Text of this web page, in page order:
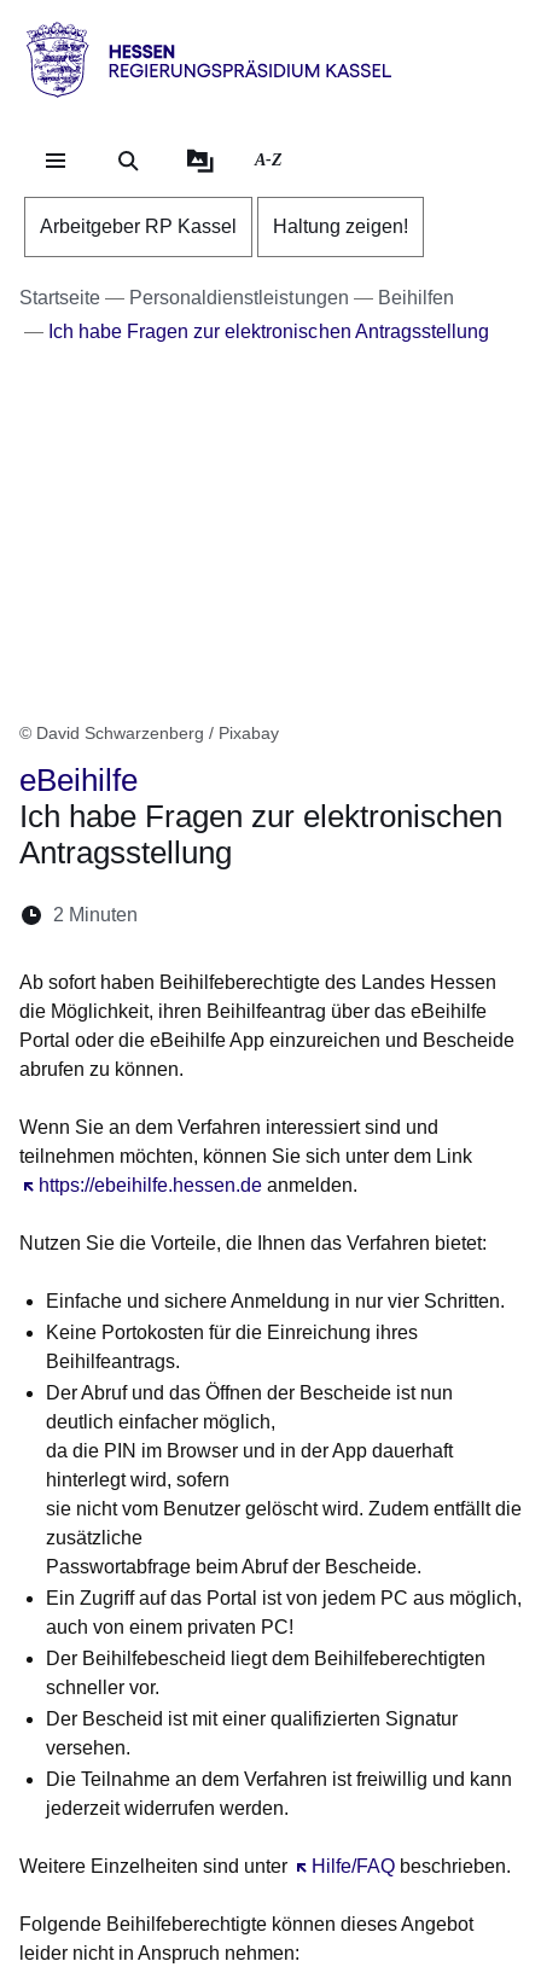
Direkt zum Kopf der
Direkt zum Inhalt
Direkt zum Fuß der
Hessen
RP
A-Z
Arbeitgeber RP Kassel Haltung zeigen!
Startseite Personaldienstleistungen
Beihilfen
Ich habe Fragen zur elektronischen Antragsstellung
© David Schwarzenberg / Pixabay
eBeihilfe
Ich habe Fragen zur elektronischen
Antragsstellung
Lesedauer:
2 Minuten
Ab sofort haben Beihilfeberechtigte des Landes Hessen
die Möglichkeit, ihren Beihilfeantrag über das eBeihilfe
Portal oder die eBeihilfe App einzureichen und Bescheide
abrufen zu können.
Wenn Sie an dem Verfahren interessiert sind und
teilnehmen möchten, können Sie sich unter dem Link
https://ebeihilfe.hessen.de
Öffnet sich in einem neuen Fenster
anmelden.
Nutzen Sie die Vorteile, die Ihnen das Verfahren bietet:
Einfache und sichere Anmeldung in nur vier Schritten.
Keine Portokosten für die Einreichung ihres
Beihilfeantrags.
Der Abruf und das Öffnen der Bescheide ist nun
deutlich einfacher möglich,
da die PIN im Browser und in der App dauerhaft
hinterlegt wird, sofern
sie nicht vom Benutzer gelöscht wird. Zudem entfällt die
zusätzliche
Passwortabfrage beim Abruf der Bescheide.
Ein Zugriff auf das Portal ist von jedem PC aus möglich,
auch von einem privaten PC!
Der Beihilfebescheid liegt dem Beihilfeberechtigten
schneller vor.
Der Bescheid ist mit einer qualifizierten Signatur
versehen.
Die Teilnahme an dem Verfahren ist freiwillig und kann
jederzeit widerrufen werden.
Weitere Einzelheiten sind unter Hilfe/FAQ
Öffnet sich in einem neuen
beschrieben.
Folgende Beihilfeberechtigte können dieses Angebot
leider nicht in Anspruch nehmen: